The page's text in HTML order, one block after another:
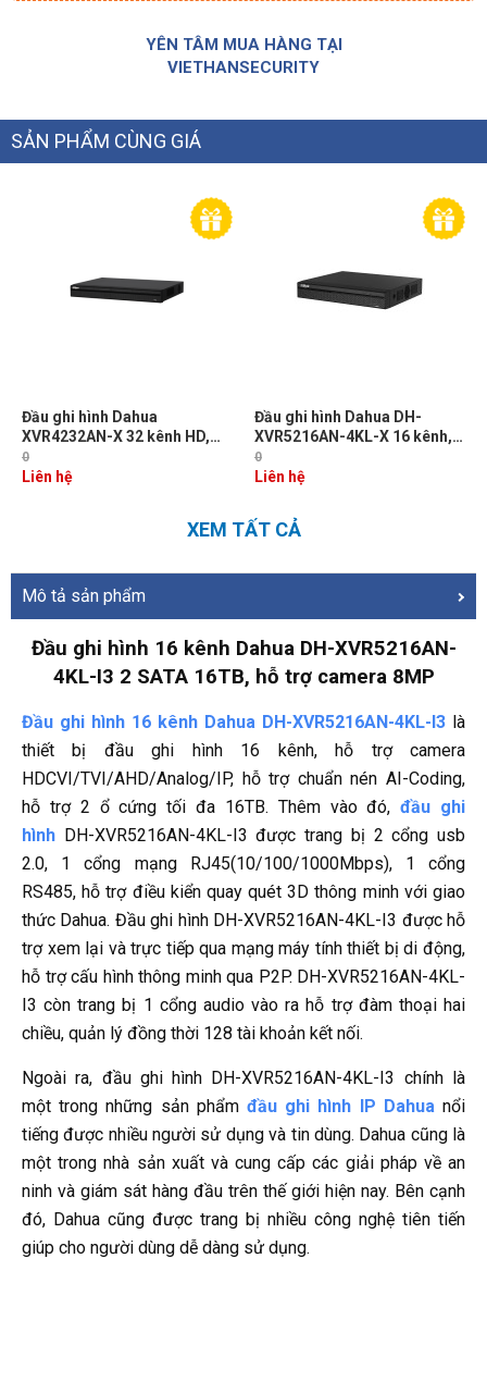
YÊN TÂM MUA HÀNG TẠI
VIETHANSECURITY
SẢN PHẨM CÙNG GIÁ
Đầu ghi hình Dahua
XVR4232AN-X 32 kênh HD,
tích hợp công nghệ 5 in 1,
Chuẩn nén hình ảnh H265
0
Liên hệ
Đầu ghi hình Dahua DH-
XVR5216AN-4KL-X 16 kênh,
ghi hình 4K, chuẩn Ovif, hỗ trợ
ổ 2 cứng 10TB
0
Liên hệ
XEM TẤT CẢ
Mô tả sản phẩm
Đầu ghi hình 16 kênh Dahua DH-XVR5216AN-
4KL-I3 2 SATA 16TB, hỗ trợ camera 8MP
Đầu ghi hình 16 kênh Dahua DH-XVR5216AN-4KL-I3 là
thiết bị đầu ghi hình 16 kênh, hỗ trợ camera
HDCVI/TVI/AHD/Analog/IP, hỗ trợ chuẩn nén AI-Coding,
hỗ trợ 2 ổ cứng tối đa 16TB. Thêm vào đó,đầu ghi
hình DH-XVR5216AN-4KL-I3 được trang bị 2 cổng usb
2.0, 1 cổng mạng RJ45(10/100/1000Mbps), 1 cổng
RS485, hỗ trợ điều kiển quay quét 3D thông minh với giao
thức Dahua. Đầu ghi hình DH-XVR5216AN-4KL-I3 được hỗ
trợ xem lại và trực tiếp qua mạng máy tính thiết bị di động,
hỗ trợ cấu hình thông minh qua P2P. DH-XVR5216AN-4KL-
I3 còn trang bị 1 cổng audio vào ra hỗ trợ đàm thoại hai
chiều, quản lý đồng thời 128 tài khoản kết nối.
Ngoài ra, đầu ghi hình DH-XVR5216AN-4KL-I3 chính là
một trong những sản phẩm đầu ghi hình IP Dahuanổi
tiếng được nhiều người sử dụng và tin dùng. Dahua cũng là
một trong nhà sản xuất và cung cấp các giải pháp về an
ninh và giám sát hàng đầu trên thế giới hiện nay. Bên cạnh
đó, Dahua cũng được trang bị nhiều công nghệ tiên tiến
giúp cho người dùng dễ dàng sử dụng.